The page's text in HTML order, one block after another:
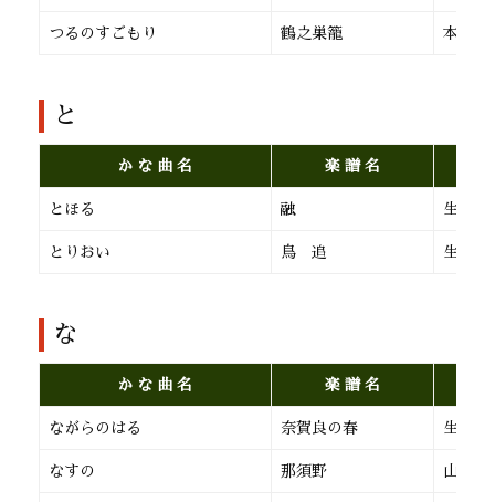
つるのすごもり 鶴之巣籠 本 曲
と
か な 曲 名 楽 譜 名
とほる 融 生田流
とりおい 鳥 追 生田流
な
か な 曲 名 楽 譜 名
ながらのはる 奈賀良の春 生田流
なすの 那須野 山田流